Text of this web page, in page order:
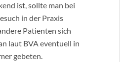
ist, sollte man bei
in der Praxis
Patienten sich
laut BVA eventuell in
gebeten.